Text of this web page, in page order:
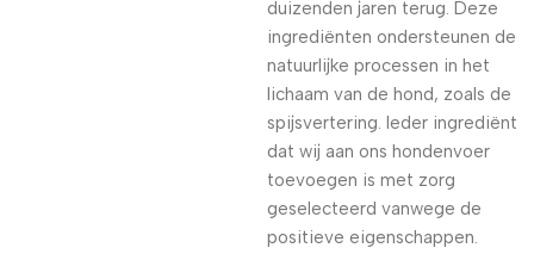
duizenden jaren terug. Deze
ingrediënten ondersteunen de
natuurlijke processen in het
lichaam van de hond, zoals de
spijsvertering. Ieder ingrediënt
dat wij aan ons hondenvoer
toevoegen is met zorg
geselecteerd vanwege de
positieve eigenschappen.